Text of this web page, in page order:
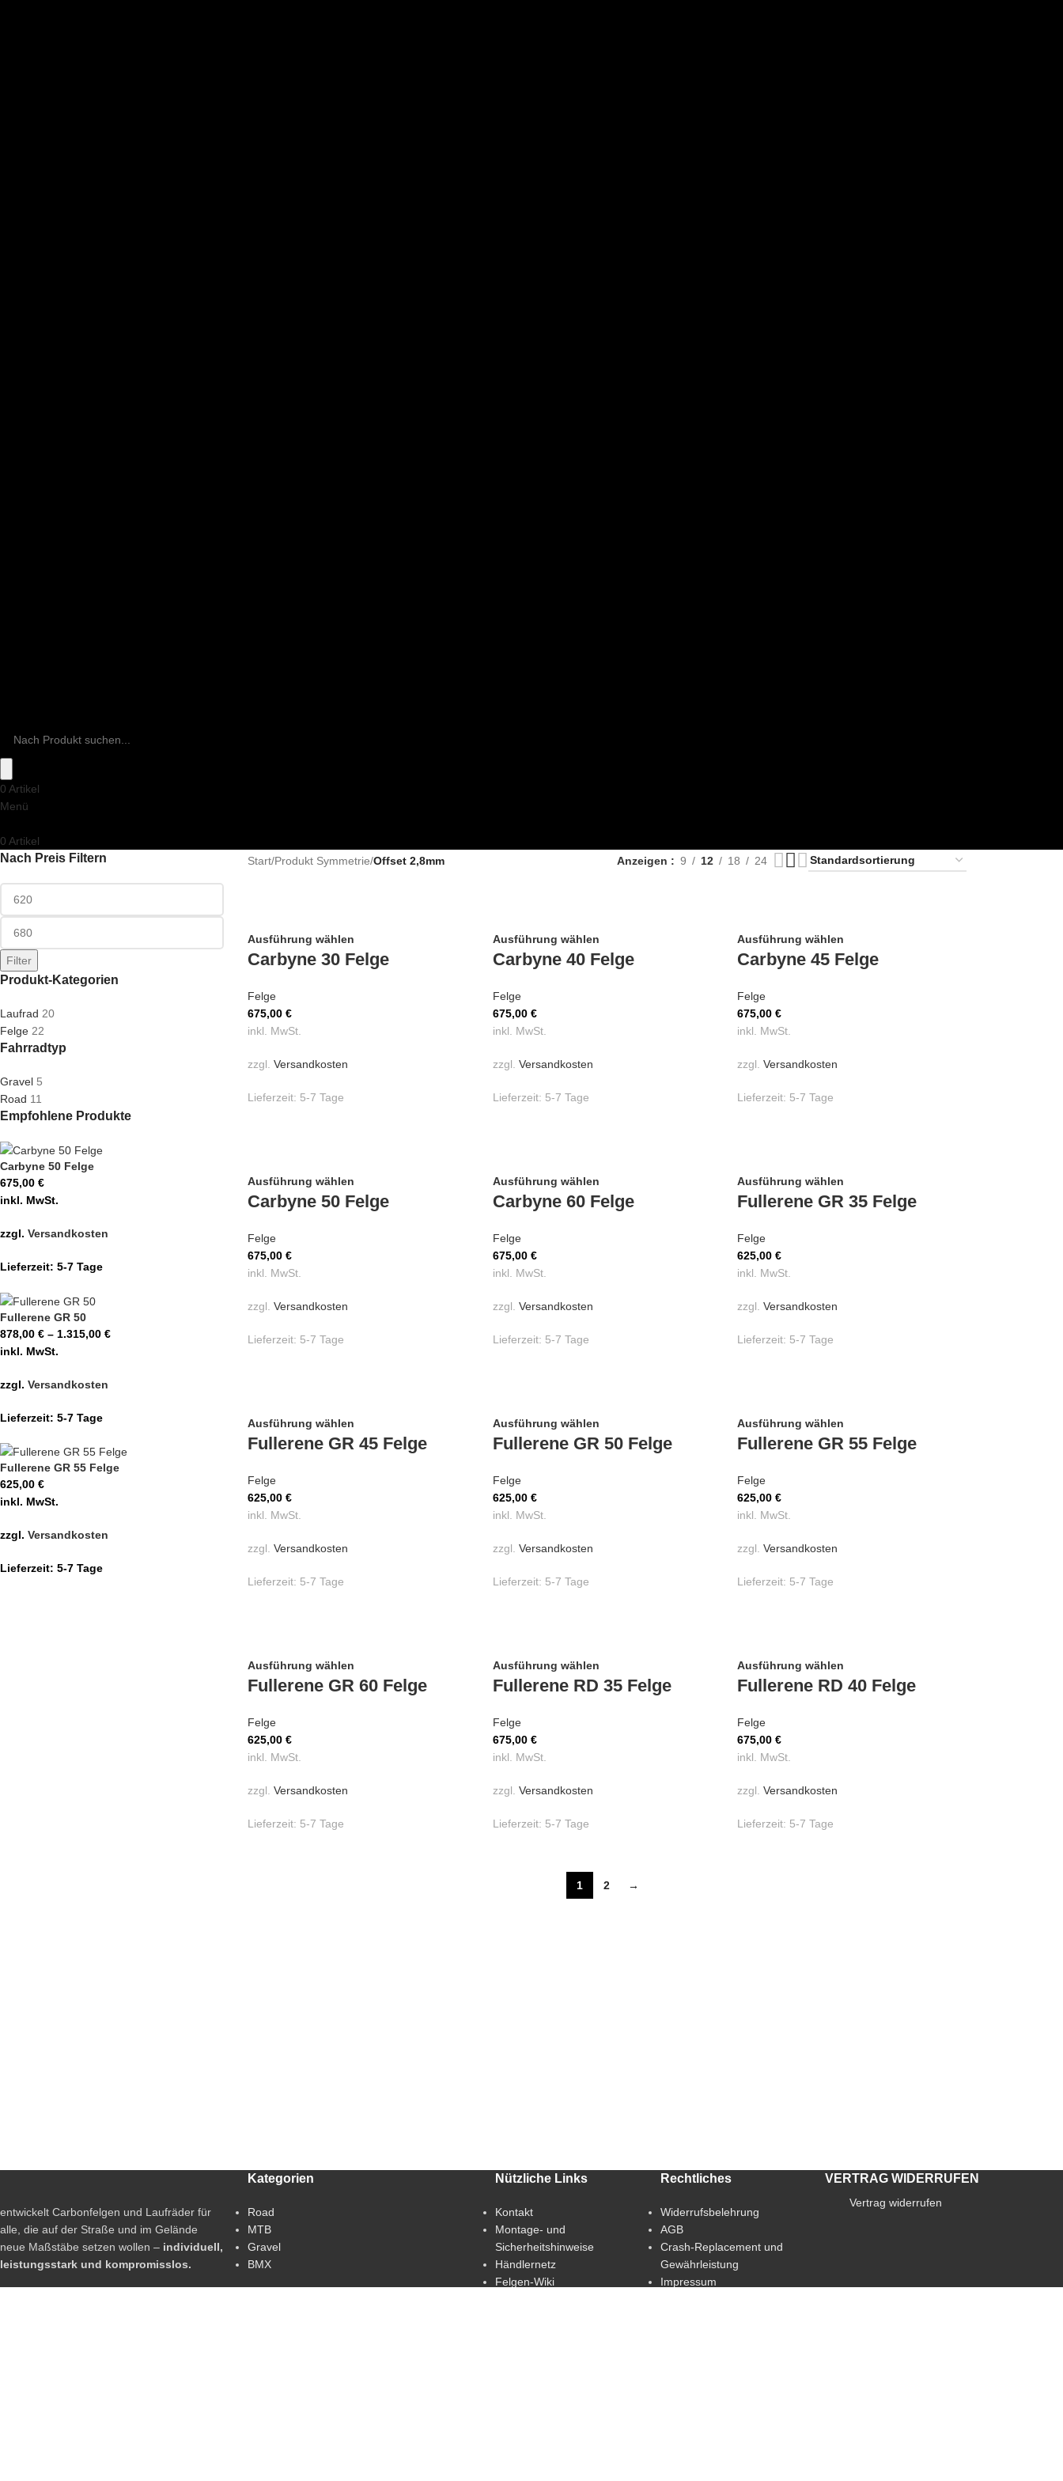
0 Artikel
Menü
0 Artikel
Nach Preis Filtern
Filter
Produkt-Kategorien
Laufrad 20
Felge 22
Fahrradtyp
Gravel 5
Road 11
Empfohlene Produkte
Carbyne 50 Felge
675,00 €
inkl. MwSt.
zzgl. Versandkosten
Lieferzeit: 5-7 Tage
Fullerene GR 50
878,00 € – 1.315,00 €
inkl. MwSt.
zzgl. Versandkosten
Lieferzeit: 5-7 Tage
Fullerene GR 55 Felge
625,00 €
inkl. MwSt.
zzgl. Versandkosten
Lieferzeit: 5-7 Tage
Start/Produkt Symmetrie/Offset 2,8mm Anzeigen 9 12 18 24
Ausführung wählen
Carbyne 30 Felge
Felge
675,00 €
inkl. MwSt.
zzgl. Versandkosten
Lieferzeit: 5-7 Tage
Ausführung wählen
Carbyne 40 Felge
Felge
675,00 €
inkl. MwSt.
zzgl. Versandkosten
Lieferzeit: 5-7 Tage
Ausführung wählen
Carbyne 45 Felge
Felge
675,00€
inkl. MwSt.
zzgl.Versandkosten
Lieferzeit: 5-7 Tage
Ausführung wählen
Carbyne 50 Felge
Felge
675,00 €
inkl. MwSt.
zzgl. Versandkosten
Lieferzeit: 5-7 Tage
Ausführung wählen
Carbyne 60 Felge
Felge
675,00 €
inkl. MwSt.
zzgl. Versandkosten
Lieferzeit: 5-7 Tage
Ausführung wählen
Fullerene GR 35 Felge
Felge
625,00€
inkl. MwSt.
zzgl.Versandkosten
Lieferzeit: 5-7 Tage
Ausführung wählen
Fullerene GR 45 Felge
Felge
625,00 €
inkl. MwSt.
zzgl. Versandkosten
Lieferzeit: 5-7 Tage
Ausführung wählen
Fullerene GR 50 Felge
Felge
625,00 €
inkl. MwSt.
zzgl. Versandkosten
Lieferzeit: 5-7 Tage
Ausführung wählen
Fullerene GR 55 Felge
Felge
625,00€
inkl. MwSt.
zzgl.Versandkosten
Lieferzeit: 5-7 Tage
Ausführung wählen
Fullerene GR 60 Felge
Felge
625,00 €
inkl. MwSt.
zzgl. Versandkosten
Lieferzeit: 5-7 Tage
Ausführung wählen
Fullerene RD 35 Felge
Felge
675,00 €
inkl. MwSt.
zzgl. Versandkosten
Lieferzeit: 5-7 Tage
Ausführung wählen
Fullerene RD 40 Felge
Felge
675,00€
inkl. MwSt.
zzgl.Versandkosten
Lieferzeit: 5-7 Tage
1 2 →
entwickelt Carbonfelgen und Laufräder für
alle, die auf der Straße und im Gelände
neue Maßstäbe setzen wollen – individuell,
leistungsstark und kompromisslos.
Kategorien
Road
MTB
Gravel
BMX
Nützliche Links
Kontakt
Montage- und
Sicherheitshinweise
Händlernetz
Felgen-Wiki
Rechtliches
Widerrufsbelehrung
AGB
Crash-Replacement und
Gewährleistung
Impressum
VERTRAG WIDERRUFEN
Vertrag widerrufen